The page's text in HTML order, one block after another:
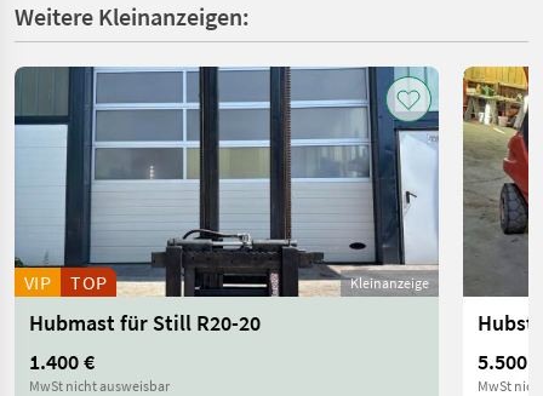
Weitere Kleinanzeigen:
Kleinanzeige
VIP TOP
Hubmast für Still R20-20
1.400 €
MwSt nicht ausweisbar
5.500 €
MwSt